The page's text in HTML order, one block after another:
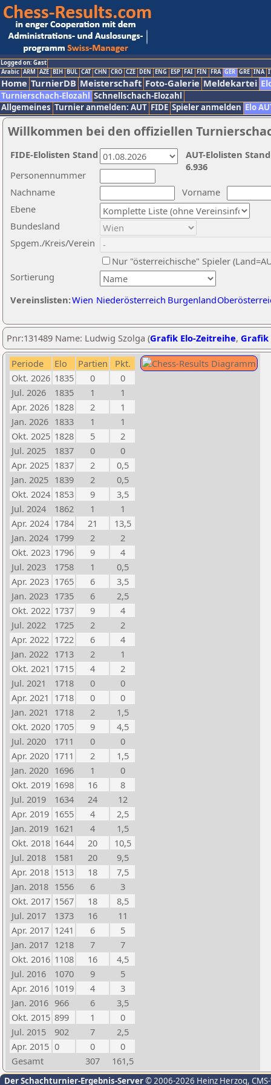
Logged on: Gast
Arabic ARM AZE BIH BUL CAT CHN CRO CZE DEN ENG ESP FAI FIN FRA GER GRE INA
Home TurnierDB Meisterschaft Foto-Galerie Meldekartei
Turnierschach-Elozahl Schnellschach-Elozahl
Allgemeines Turnier anmelden: AUT FIDE Spieler anmelden Elo
Willkommen bei den offiziellen
Nachname
Vorname
Ebene
Sortierung
Personennummer
Bundesland
Spgem./Kreis/Verein
Nur "österreichische" Spieler
Vereinslisten:Wien Niederösterreich Burgenland
AUT-Elolisten
6.936
FIDE-Elolisten Stand
Pnr:131489 Name: Ludwig Szolga (Grafik Elo-Zeitreihe, Grafik
Periode Elo Partien
Pkt.
Okt. 2026 1835 0
0
Jul. 2026
1835 1
1
Apr. 2026 1828 2
1
Jan. 2026 1833 1
1
Okt. 2025 1828 5
2
Jul. 2025
1837 0
0
Apr. 2025 1837 2
0,5
Jan. 2025 1839 2
0,5
Okt. 2024 1853 9
3,5
Jul. 2024
1862 1
1
Apr. 2024 1784 21
13,5
Jan. 2024 1799 2
2
Okt. 2023 1796 9
4
Jul. 2023
1758 1
0,5
Apr. 2023 1765 6
3,5
Jan. 2023 1735 6
2,5
Okt. 2022 1737 9
4
Jul. 2022
1725 2
2
Apr. 2022 1722 6
4
Jan. 2022 1713 2
1
Okt. 2021 1715 4
2
Jul. 2021
1718 0
0
Apr. 2021 1718 0
0
Jan. 2021
1718 2
1,5
Okt. 2020 1705 9
4,5
Jul. 2020
1711 0
0
Apr. 2020 1711 2
1,5
Jan. 2020 1696 1
0
Okt. 2019 1698 16
8
Jul. 2019
1634 24
12
Apr. 2019 1655 4
2,5
Jan. 2019 1621 4
1,5
Okt. 2018 1644 20
10,5
Jul. 2018
1581 20
9,5
Apr. 2018 1513 18
7,5
Jan. 2018 1556 6
3
Okt. 2017 1567 18
8,5
Jul. 2017
1373 16
11
Apr. 2017 1241 6
5
Jan. 2017 1218 7
7
Okt. 2016 1108 16
4,5
Jul. 2016
1070 9
5
Apr. 2016 1019 4
3
Jan. 2016 966 6
3,5
Okt. 2015 899 1
0
Jul. 2015
902 7
2,5
Apr. 2015 0 0
0
Gesamt
307 161,5
Der Schachturnier-Ergebnis-Server© 2006-2026 Heinz Herzog,